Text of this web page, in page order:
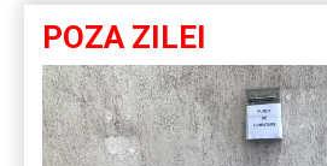
POZA ZILEI